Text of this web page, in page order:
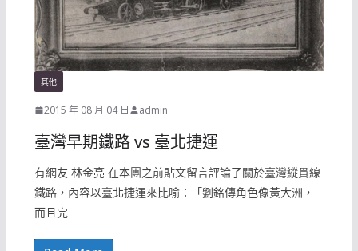
其他
2015 年 08 月 04 日 admin
臺灣早期鐵路 vs 臺北捷運
有網友 林金亮 在本團之前貼文留言評論了關於臺灣縱貫線
鐵路，內容以臺北捷運來比喻：「劉銘傳角色像黃大洲，
而且完